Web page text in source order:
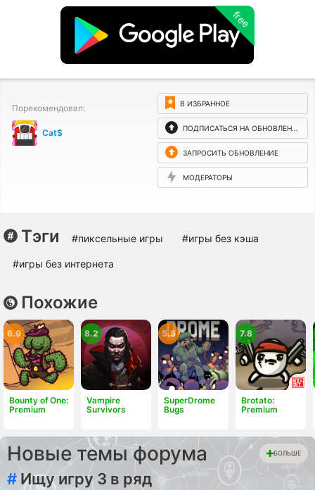
free
Порекомендовал:
Cat$
В ИЗБРАННОЕ
ПОДПИСАТЬСЯ НА ОБНОВЛЕНИЯ
ЗАПРОСИТЬ ОБНОВЛЕНИЕ
МОДЕРАТОРЫ
Тэги #пиксельные игры #игры без кэша
#игры без интернета
Похожие
Bounty of One:
Premium
6.9
Vampire
Survivors
8.2
SuperDrome
Bugs
5.5
Brotato:
Premium
7.8
Новые темы форума БОЛЬШЕ
# Ищу игру 3 в ряд